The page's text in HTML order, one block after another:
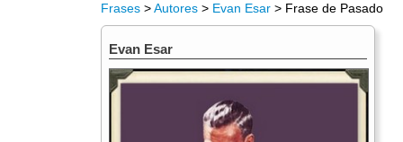
Frases >Autores > Evan Esar > Frase de Pasado
Evan Esar